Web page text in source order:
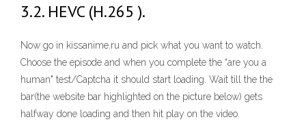
3.2. HEVC (H.265 ).
Now go in kissanime.ru and pick what you want to watch.
Choose the episode and when you complete the “are you a
human" test/Captcha it should start loading. Wait till the the
bar(the website bar highlighted on the picture below) gets
halfway done loading and then hit play on the video.